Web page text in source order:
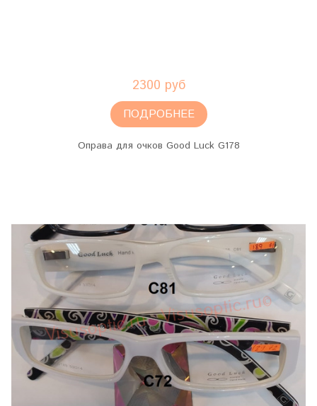
2300 руб
ПОДРОБНЕЕ
Оправа для очков Good Luck G178